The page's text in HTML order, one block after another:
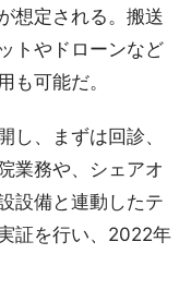
想定される。搬送
トやドローンなど
も可能だ。
し、まずは回診、
業務や、シェアオ
設備と連動したテ
証を行い、2022年